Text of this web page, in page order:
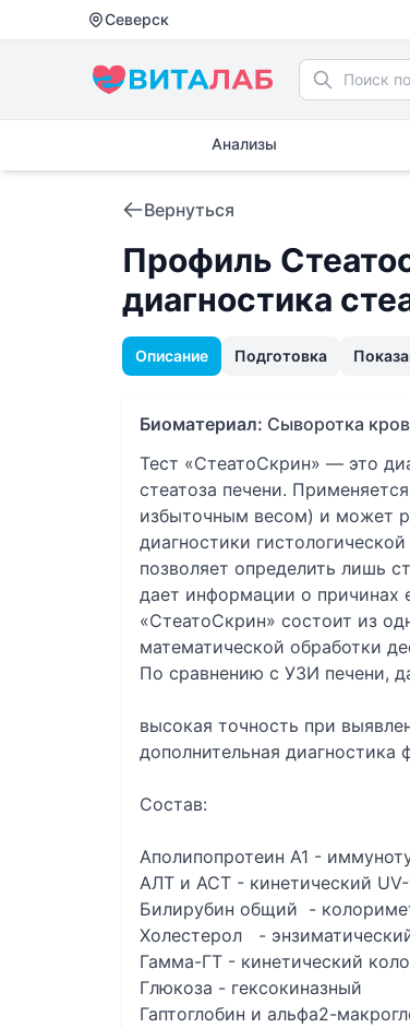
Северск
Анализы
Вернуться
Профиль
диагностика
Описание Подготовка
Биоматериал: Сыворотка
Тест «СтеатоСкрин» — это
стеатоза печени.
избыточным весом) и может
диагностики
позволяет определить лишь
дает информации о причинах
«СтеатоСкрин» состоит из
математической обработки
По сравнению с УЗИ печени,
высокая точность при
дополнительная диагностика
Состав:
Аполипопротеин А1 -
АЛТ и АСТ - кинетический
Билирубин общий -
Холестерол -
Гамма-ГТ - кинетический
Глюкоза - гексокиназный
Гаптоглобин и альфа2-